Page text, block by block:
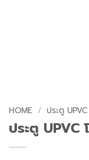
HOME / ประตู
ประตู UPVC